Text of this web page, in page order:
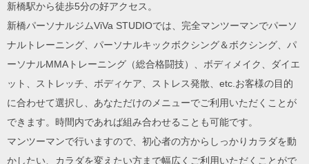
新橋駅から徒歩5分の好アクセス。
新橋パーソナルジムViVa STUDIOでは、完全マンツーマンでパーソ
ナルトレーニング、パーソナルキックボクシング＆ボクシング、パ
ーソナルMMAトレーニング（総合格闘技）、ボディメイク、ダイエ
ット、ストレッチ、ボディケア、ストレス発散、etc.お客様の目的
に合わせて選択し、あなただけのメニューでご利用いただくことが
できます。時間内であれば組み合わせることも可能です。
マンツーマンで行いますので、初心者の方からしっかりカラダを動
かしたい、カラダを変えたい方まで幅広くご利用いただくことがで